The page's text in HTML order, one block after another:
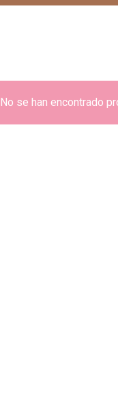
No se han encontrado